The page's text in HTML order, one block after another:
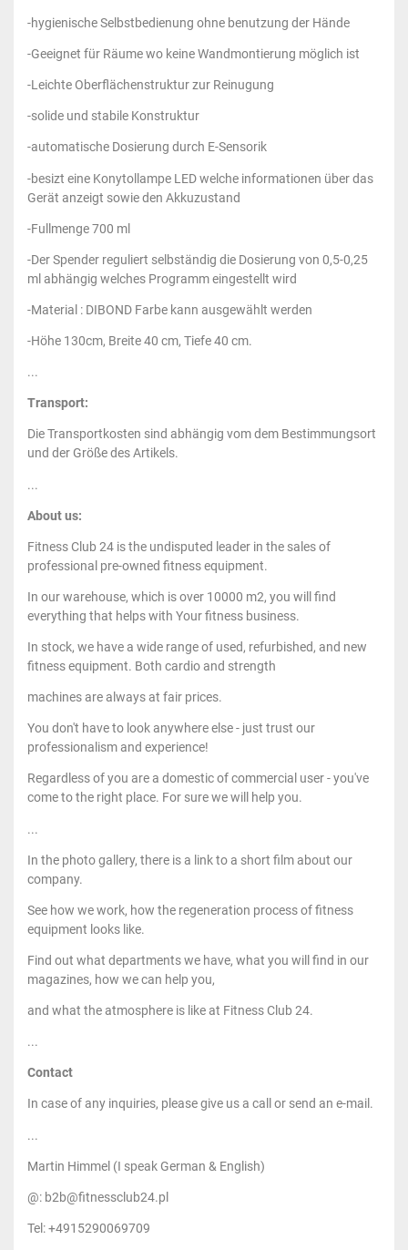
-hygienische Selbstbedienung ohne benutzung der Hände
-Geeignet für Räume wo keine Wandmontierung möglich ist
-Leichte Oberflächenstruktur zur Reinugung
-solide und stabile Konstruktur
-automatische Dosierung durch E-Sensorik
-besizt eine Konytollampe LED welche informationen über das
Gerät anzeigt sowie den Akkuzustand
-Fullmenge 700 ml
-Der Spender reguliert selbständig die Dosierung von 0,5-0,25
ml abhängig welches Programm eingestellt wird
-Material : DIBOND Farbe kann ausgewählt werden
-Höhe 130cm, Breite 40 cm, Tiefe 40 cm.
...
Transport:
Die Transportkosten sind abhängig vom dem Bestimmungsort
und der Größe des Artikels.
...
About us:
Fitness Club 24 is the undisputed leader in the sales of
professional pre-owned fitness equipment.
In our warehouse, which is over 10000 m2, you will find
everything that helps with Your fitness business.
In stock, we have a wide range of used, refurbished, and new
fitness equipment. Both cardio and strength
machines are always at fair prices.
You don't have to look anywhere else - just trust our
professionalism and experience!
Regardless of you are a domestic of commercial user - you've
come to the right place. For sure we will help you.
...
In the photo gallery, there is a link to a short film about our
company.
See how we work, how the regeneration process of fitness
equipment looks like.
Find out what departments we have, what you will find in our
magazines, how we can help you,
and what the atmosphere is like at Fitness Club 24.
...
Contact
In case of any inquiries, please give us a call or send an e-mail.
...
Martin Himmel (I speak German & English)
@: b2b@fitnessclub24.pl
Tel: +4915290069709